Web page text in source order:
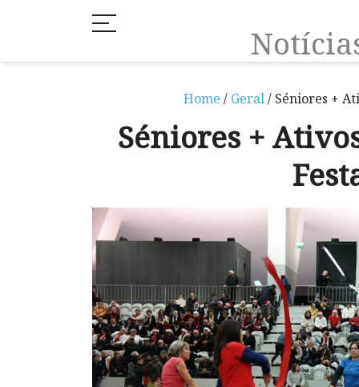
Home / Geral/ Séniores +
Séniores +